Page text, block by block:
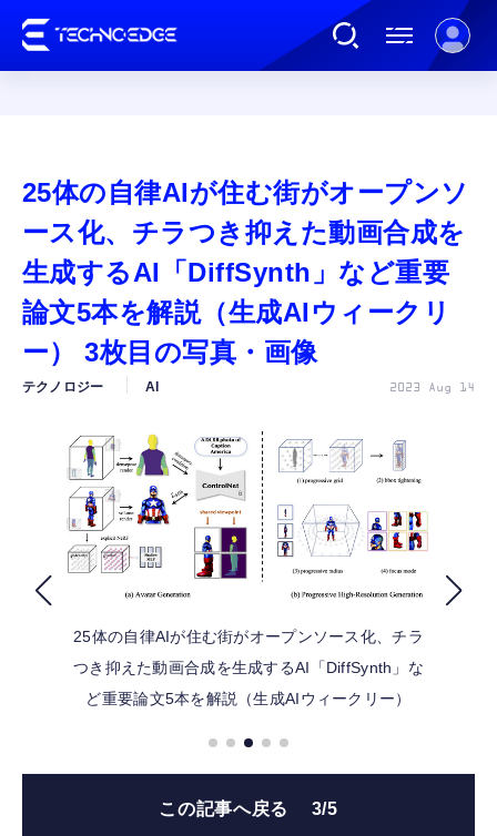
AI
ガジェット
ゲーム
公式ストア
FOLLOW US
25体の自律AIが住む街がオープンソ
ース化、チラつき抑えた動画合成を
生成するAI「DiffSynth」など重要
論文5本を解説（生成AIウィークリ
ー） 3枚目の写真・画像
テクノロジー AI 2023 Aug 14
25体の自律AIが住む街がオープンソース化、チラ
つき抑えた動画合成を生成するAI「DiffSynth」な
ど重要論文5本を解説（生成AIウィークリー）
この記事へ戻る 3/5